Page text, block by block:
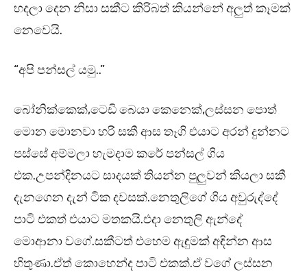
හදලා දෙන නිසා සකීට කිරිබත් කියන්නේ අලුත් කෑමක්
නෙවෙයි.
“අපි පන්සල් යමු..”
බෝනික්කෙක්,ටෙඩි බෙයා කෙනෙක්,ලස්සන පොත්
මොන මොනවා හරි සකී ආස තෑගි එයාට අරන් දුන්නට
පස්සේ අම්මලා හැමදාම කරේ පන්සල් ගිය
එක.උපන්දිනයට සාදයක් තියන්න පුලුවන් කියලා සකී
දැනගෙන දැන් ටික දවසක්.නෙතුලිගේ ගිය අවුරුද්දේ
පාටි එකත් එයාට මතකයි.එදා නෙතුලි ඇන්දේ
මොආනා වගේ.සකීටත් එහෙම ඇඳුමක් අඳින්න ආස
හිතුණා.ඒත් කොහෙන්ද පාටි එකක්.ඒ වගේ ලස්සන